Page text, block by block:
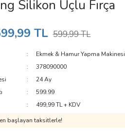
Silikon Uçlu Fırça
TL 599,99 TL
Ekmek & Hamur Yapma Makinesi
378090000
24 Ay
599.99
499,99 TL + KDV
başlayan taksitlerle!